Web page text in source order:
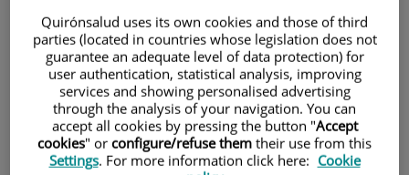
Sabemos que, dependiendo del nivel, la mayoría de las
Quirónsalud uses its own cookies and those of third
parties (located in countries whose legislation does not
guarantee an adequate level of data protection) for
user authentication, statistical analysis, improving
services and showing personalised advertising
through the analysis of your navigation. You can
accept all cookies by pressing the button "Accept
cookies" or configure/refuse them their use from this
Settings. For more information click here: Cookie